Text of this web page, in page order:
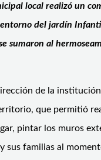
local realizó un
del jardín
sumaron al
de la institución
que permitió
pintar los muros
sus familias al